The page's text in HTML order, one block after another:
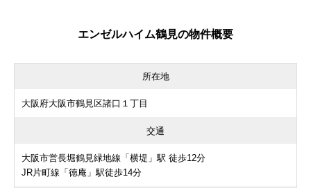
エンゼルハイム鶴見の物件概要
所在地
大阪府大阪市鶴見区諸口１丁目
交通
大阪市営長堀鶴見緑地線「横堤」駅 徒歩12分
JR片町線「徳庵」駅徒歩14分